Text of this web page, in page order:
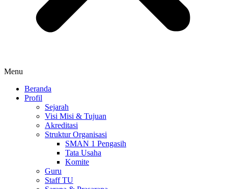
Menu
Beranda
Profil
Sejarah
Visi Misi & Tujuan
Akreditasi
Struktur Organisasi
SMAN 1 Pengasih
Tata Usaha
Komite
Guru
Staff TU